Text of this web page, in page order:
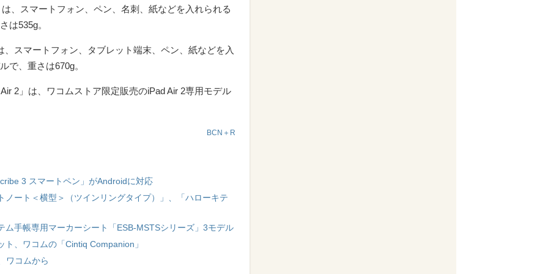
、スマートフォン、ペン、名刺、紙などを入れられる
は535g。
、スマートフォン、タブレット端末、ペン、紙などを入
で、重さは670g。
2」は、ワコムストア限定販売のiPad Air 2専用モデル
BCN＋R
3 スマートペン」がAndroidに対応
ノート＜横型＞（ツインリングタイプ）」、「ハローキテ
ム手帳専用マーカーシート「ESB-MSTSシリーズ」3モデル
、ワコムの「Cintiq Companion」
ワコムから